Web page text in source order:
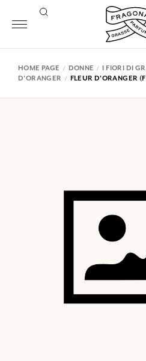
HOME PAGE DONNE I FIORI DI
D'ORANGER
FLEUR D'ORANGER